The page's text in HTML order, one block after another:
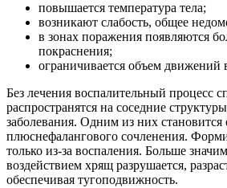
повышается температура тела;
возникают слабость, общее
в зонах поражения появляются
покраснения;
ограничивается объем движений
Без лечения воспалительный процесс
распространятся на соседние
заболевания. Одним из них становится
плюснефалангового сочленения.
только из-за воспаления. Больше
воздействием хрящ разрушается,
обеспечивая тугоподвижность.